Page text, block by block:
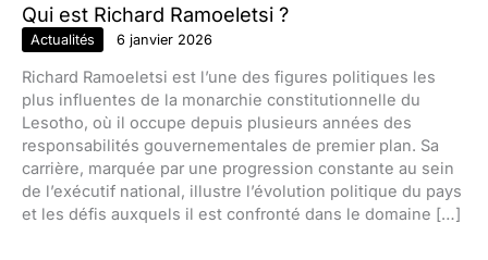
Qui est Richard Ramoeletsi ?
Actualités 6 janvier 2026
Richard Ramoeletsi est l’une des figures politiques les
plus influentes de la monarchie constitutionnelle du
Lesotho, où il occupe depuis plusieurs années des
responsabilités gouvernementales de premier plan. Sa
carrière, marquée par une progression constante au sein
de l’exécutif national, illustre l’évolution politique du pays
et les défis auxquels il est confronté dans le domaine […]